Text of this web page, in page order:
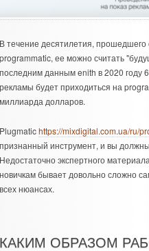
течение десятилетия,
ее можно считать
данным enith в 2020 году
будет приходиться на
долларов.
https://mixdigital.com.ua/ru/
инструмент, и вы
экспертного
бывает довольно сложно
нюансах.
ОБРАЗОМ